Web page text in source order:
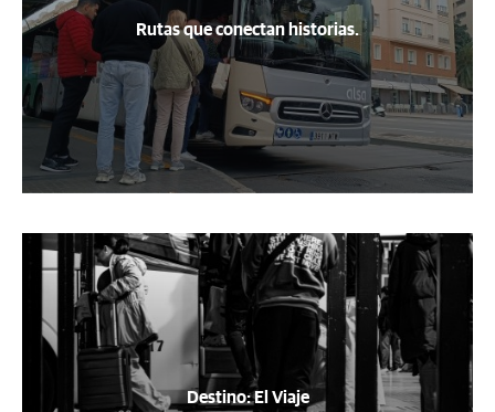
Rutas que conectan historias.
Destino: El Viaje